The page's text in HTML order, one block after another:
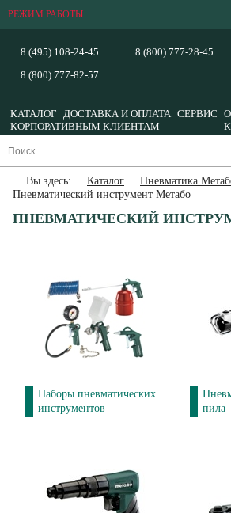
РЕЖИМ РАБОТЫ
8 (495) 108-24-45
8 (800) 777-82-57
8 (800) 777-28-45
КАТАЛОГ ДОСТАВКА И ОПЛАТА СЕРВИС
КОРПОРАТИВНЫМ КЛИЕНТАМ
Вы здесь: Каталог
Пневматика
Пневматический инструмент Метабо
ПНЕВМАТИЧЕСКИЙ
Наборы пневматических
инструментов
пила